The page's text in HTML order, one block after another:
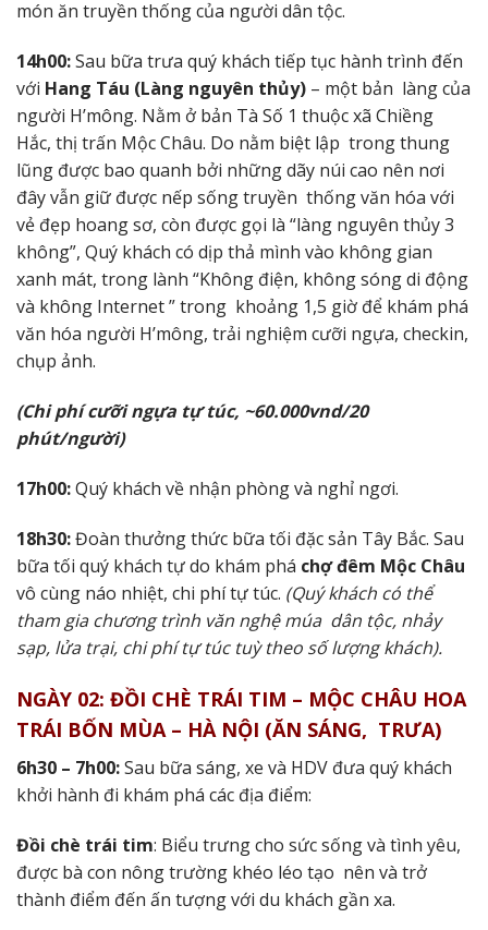
món ăn truyền thống của người dân tộc.
14h00:Sau bữa trưa quý khách tiếp tục hành trình đến
với Hang Táu (Làng nguyên thủy) – một bản làng của
người H’mông. Nằm ở bản Tà Số 1 thuộc xã Chiềng
Hắc, thị trấn Mộc Châu. Do nằm biệt lập trong thung
lũng được bao quanh bởi những dãy núi cao nên nơi
đây vẫn giữ được nếp sống truyền thống văn hóa với
vẻ đẹp hoang sơ, còn được gọi là “làng nguyên thủy 3
không”, Quý khách có dịp thả mình vào không gian
xanh mát, trong lành “Không điện, không sóng di động
và không Internet ” trong khoảng 1,5 giờ để khám phá
văn hóa người H’mông, trải nghiệm cưỡi ngựa, checkin,
chụp ảnh.
(Chi phí cưỡi ngựa tự túc, ~60.000vnd/20
phút/người)
17h00:Quý khách về nhận phòng và nghỉ ngơi.
18h30:Đoàn thưởng thức bữa tối đặc sản Tây Bắc. Sau
bữa tối quý khách tự do khám phá chợ đêm Mộc Châu
vô cùng náo nhiệt, chi phí tự túc. (Quý khách có thể
tham gia chương trình văn nghệ múa dân tộc, nhảy
sạp, lửa trại, chi phí tự túc tuỳ theo số lượng khách).
NGÀY 02: ĐỒI CHÈ TRÁI TIM – MỘC CHÂU HOA
TRÁI BỐN MÙA – HÀ NỘI (ĂN SÁNG, TRƯA)
6h30 – 7h00:Sau bữa sáng, xe và HDV đưa quý khách
khởi hành đi khám phá các địa điểm:
Đồi chè trái tim: Biểu trưng cho sức sống và tình yêu,
được bà con nông trường khéo léo tạo nên và trở
thành điểm đến ấn tượng với du khách gần xa.